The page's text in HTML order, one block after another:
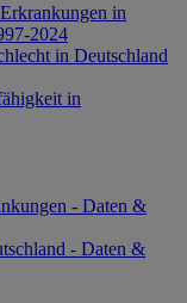
in
2024
in Deutschland
in
- Daten &
- Daten &